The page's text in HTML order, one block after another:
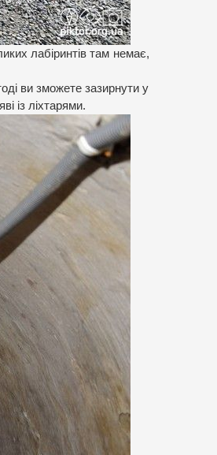
лабіринтів там немає,
ви зможете зазирнути у
із ліхтарями.